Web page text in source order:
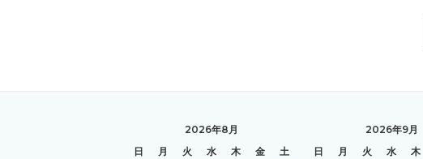
2026年8月
日
月 火 水 木 金
土
2026年9月
日
月 火 水 木